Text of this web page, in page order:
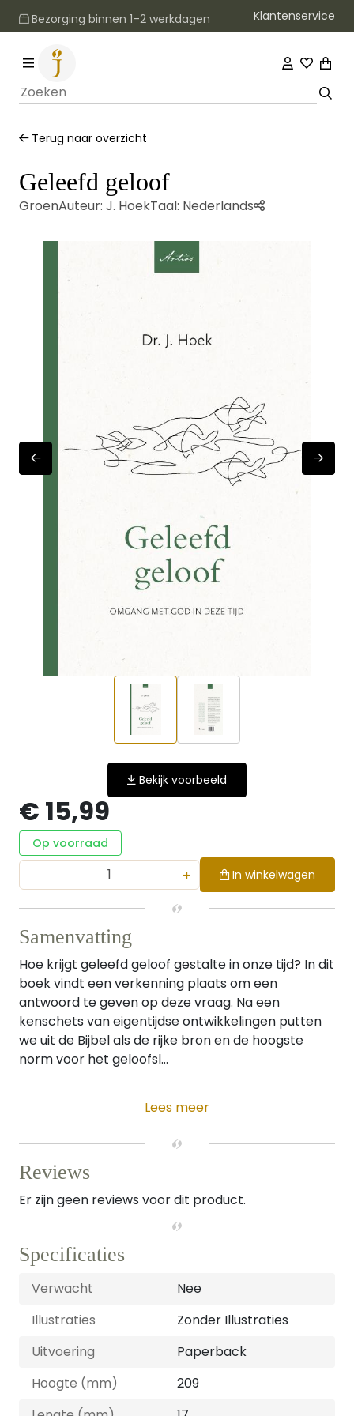
Bezorging binnen 1–2 werkdagen Klantenservice
Terug naar overzicht
Geleefd geloof
GroenAuteur: J. HoekTaal: Nederlands
Bekijk voorbeeld
€ 15,99
Op voorraad
+ In winkelwagen
Samenvatting
Hoe krijgt geleefd geloof gestalte in onze tijd? In dit
boek vindt een verkenning plaats om een
antwoord te geven op deze vraag. Na een
kenschets van eigentijdse ontwikkelingen putten
we uit de Bijbel als de rijke bron en de hoogste
norm voor het geloofsl...
Lees meer
Reviews
Er zijn geen reviews voor dit product.
Specificaties
Verwacht
Nee
Illustraties
Zonder Illustraties
Uitvoering
Paperback
Hoogte (mm)
209